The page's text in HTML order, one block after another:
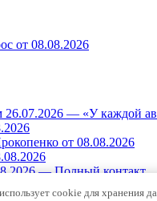
от 08.08.2026
— «У каждой
от 08.08.2026
— Полный контакт
cookie для хранения